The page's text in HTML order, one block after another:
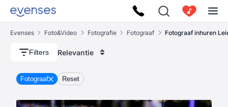
Evenses Foto&Video Fotografie Fotograaf Fotograaf inhuren
Filters Relevantie
Fotograaf Reset